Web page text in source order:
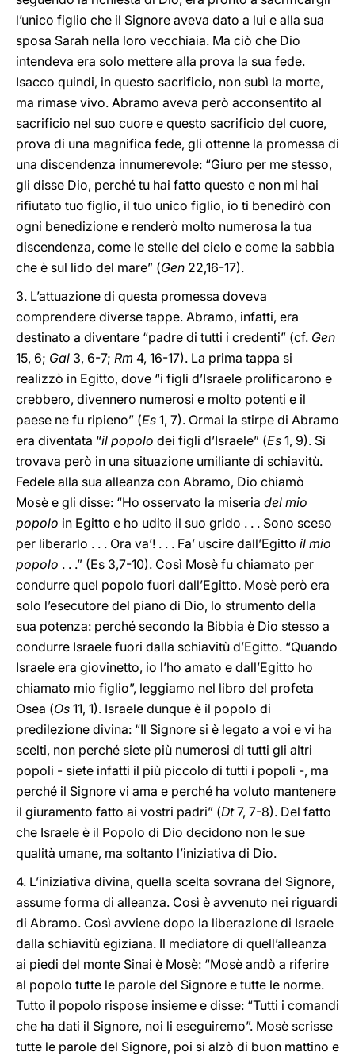
l’unico figlio che il Signore aveva dato a lui e alla sua
sposa Sarah nella loro vecchiaia. Ma ciò che Dio
intendeva era solo mettere alla prova la sua fede.
Isacco quindi, in questo sacrificio, non subì la morte,
ma rimase vivo. Abramo aveva però acconsentito al
sacrificio nel suo cuore e questo sacrificio del cuore,
prova di una magnifica fede, gli ottenne la promessa di
una discendenza innumerevole: “Giuro per me stesso,
gli disse Dio, perché tu hai fatto questo e non mi hai
rifiutato tuo figlio, il tuo unico figlio, io ti benedirò con
ogni benedizione e renderò molto numerosa la tua
discendenza, come le stelle del cielo e come la sabbia
che è sul lido del mare” (Gen 22,16-17).
3. L’attuazione di questa promessa doveva
comprendere diverse tappe. Abramo, infatti, era
destinato a diventare “padre di tutti i credenti” (cf. Gen
15, 6; Gal 3, 6-7; Rm 4, 16-17). La prima tappa si
realizzò in Egitto, dove “i figli d’Israele prolificarono e
crebbero, divennero numerosi e molto potenti e il
paese ne fu ripieno” (Es 1, 7). Ormai la stirpe di Abramo
era diventata “il popolo dei figli d’Israele” (Es 1, 9). Si
trovava però in una situazione umiliante di schiavitù.
Fedele alla sua alleanza con Abramo, Dio chiamò
Mosè e gli disse: “Ho osservato la miseria del mio
popolo in Egitto e ho udito il suo grido . . . Sono sceso
per liberarlo . . . Ora va’! . . . Fa’ uscire dall’Egitto il mio
popolo . . .” (Es 3,7-10). Così Mosè fu chiamato per
condurre quel popolo fuori dall’Egitto. Mosè però era
solo l’esecutore del piano di Dio, lo strumento della
sua potenza: perché secondo la Bibbia è Dio stesso a
condurre Israele fuori dalla schiavitù d’Egitto. “Quando
Israele era giovinetto, io l’ho amato e dall’Egitto ho
chiamato mio figlio”, leggiamo nel libro del profeta
Osea (Os 11, 1). Israele dunque è il popolo di
predilezione divina: “Il Signore si è legato a voi e vi ha
scelti, non perché siete più numerosi di tutti gli altri
popoli - siete infatti il più piccolo di tutti i popoli -, ma
perché il Signore vi ama e perché ha voluto mantenere
il giuramento fatto ai vostri padri” (Dt7, 7-8). Del fatto
che Israele è il Popolo di Dio decidono non le sue
qualità umane, ma soltanto l’iniziativa di Dio.
4. L’iniziativa divina, quella scelta sovrana del Signore,
assume forma di alleanza. Così è avvenuto nei riguardi
di Abramo. Così avviene dopo la liberazione di Israele
dalla schiavitù egiziana. Il mediatore di quell’alleanza
ai piedi del monte Sinai è Mosè: “Mosè andò a riferire
al popolo tutte le parole del Signore e tutte le norme.
Tutto il popolo rispose insieme e disse: “Tutti i comandi
che ha dati il Signore, noi li eseguiremo”. Mosè scrisse
tutte le parole del Signore, poi si alzò di buon mattino e